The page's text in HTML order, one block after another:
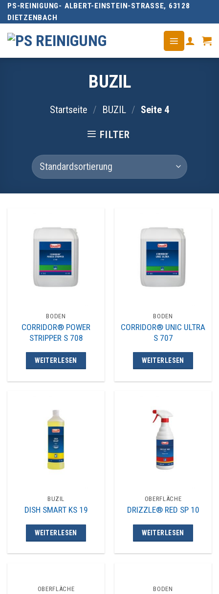
Skip
to
content
PS-REINIGUNG- ALBERT-EINSTEIN-STRASSE, 63128 D
IETZENBACH
BUZIL
Startseite / BUZIL / Seite 4
FILTER
BODEN
CORRIDOR® POWER
STRIPPER S 708
WEITERLESEN
BODEN
CORRIDOR® UNIC ULTRA
S 707
WEITERLESEN
BUZIL
DISH SMART KS 19
WEITERLESEN
OBERFLÄCHE
DRIZZLE® RED SP 10
WEITERLESEN
OBERFLÄCHE BODEN